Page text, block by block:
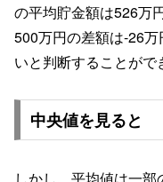
の平均貯金額は526万
500万円の差額は-26
いと判断することがで
中央値を見ると